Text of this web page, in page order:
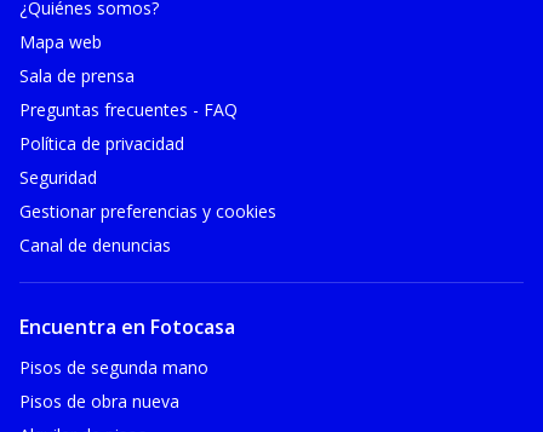
¿Quiénes somos?
Mapa web
Sala de prensa
Preguntas frecuentes - FAQ
Política de privacidad
Seguridad
Gestionar preferencias y cookies
Canal de denuncias
Encuentra en Fotocasa
Pisos de segunda mano
Pisos de obra nueva